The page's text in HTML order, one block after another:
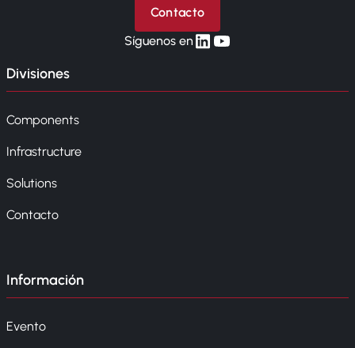
Contacto
Síguenos enlinkedin
yt
Divisiones
Components
Infrastructure
Solutions
Contacto
Información
Evento